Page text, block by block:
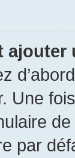
ajouter
Une
par